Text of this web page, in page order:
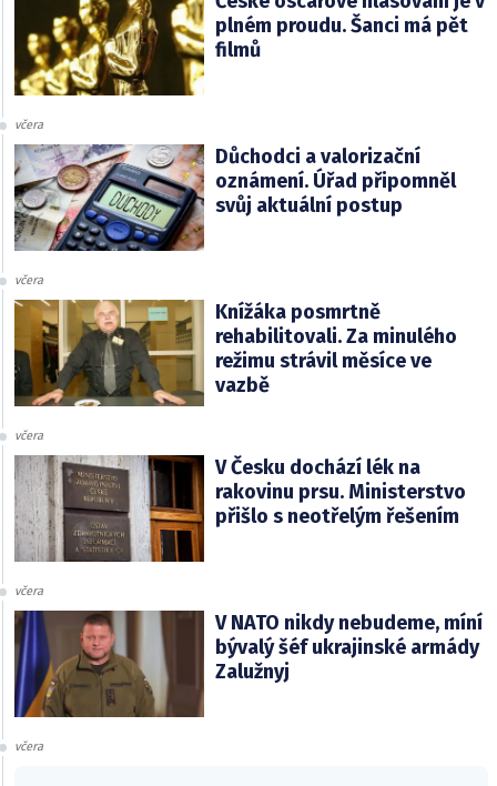
plném proudu. Šanci má pět
filmů
včera
Důchodci a valorizační
oznámení. Úřad připomněl
svůj aktuální postup
včera
Knížáka posmrtně
rehabilitovali. Za minulého
režimu strávil měsíce ve
vazbě
včera
V Česku dochází lék na
rakovinu prsu. Ministerstvo
přišlo s neotřelým řešením
včera
V NATO nikdy nebudeme, míní
bývalý šéf ukrajinské armády
Zalužnyj
včera